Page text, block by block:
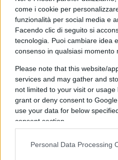
come i cookie per
funzionalità per social media e
Facendo clic di seguito si
tecnologia. Puoi cambiare idea
consenso in qualsiasi momento
Please note that this website/
services and may gather and
not limited to your visit or
grant or deny consent to
use your data for below
consent section.
Personal Data Processing
Zuckerberg: la libertà di
stipulare l’accordo e la
sull’arbitrato statale. Di
Facebook ha fatto marcia
situazione alla normalità.
Stato politico
digitale